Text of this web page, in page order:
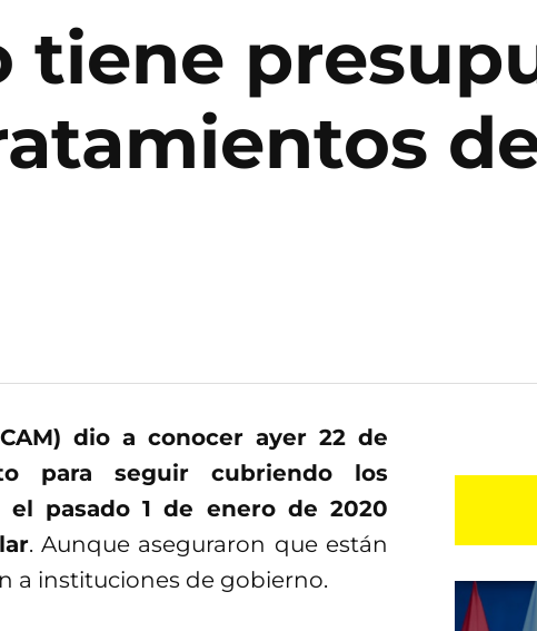
tiene
dio a conocer ayer 22 de
para seguir cubriendo los
pasado 1 de enero de 2020
. Aunque aseguraron que están
a instituciones de gobierno.